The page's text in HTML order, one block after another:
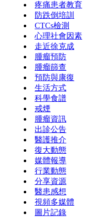
疼痛患者教育
防跌倒培訓
CTCs檢測
心理社會因素
走近徐克成
腫瘤預防
腫瘤篩查
預防與康復
生活方式
科學食譜
戒煙
腫瘤資訊
出診公告
醫護推介
復大動態
媒體報導
行業動態
分享資源
醫患感想
視頻多媒體
圖片記錄